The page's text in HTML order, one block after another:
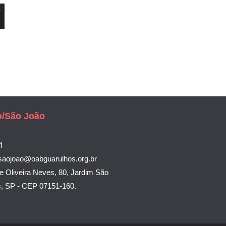
São João
Oliveira Neves, 80, Jardim São
SP - CEP 07151-160.